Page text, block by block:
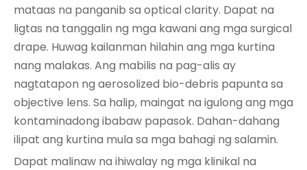
mataas na panganib sa optical clarity. Dapat na
ligtas na tanggalin ng mga kawani ang mga surgical
drape. Huwag kailanman hilahin ang mga kurtina
nang malakas. Ang mabilis na pag-alis ay
nagtatapon ng aerosolized bio-debris papunta sa
objective lens. Sa halip, maingat na igulong ang mga
kontaminadong ibabaw papasok. Dahan-dahang
ilipat ang kurtina mula sa mga bahagi ng salamin.
Dapat malinaw na ihiwalay ng mga klinikal na